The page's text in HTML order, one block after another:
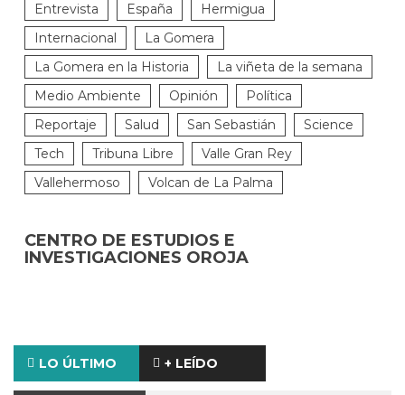
Entrevista
España
Hermigua
Internacional
La Gomera
La Gomera en la Historia
La viñeta de la semana
Medio Ambiente
Opinión
Política
Reportaje
Salud San Sebastián
Science
Tech
Tribuna Libre
Valle Gran Rey
Vallehermoso
Volcan de La Palma
CENTRO DE ESTUDIOS E
INVESTIGACIONES OROJA
LO ÚLTIMO + LEÍDO